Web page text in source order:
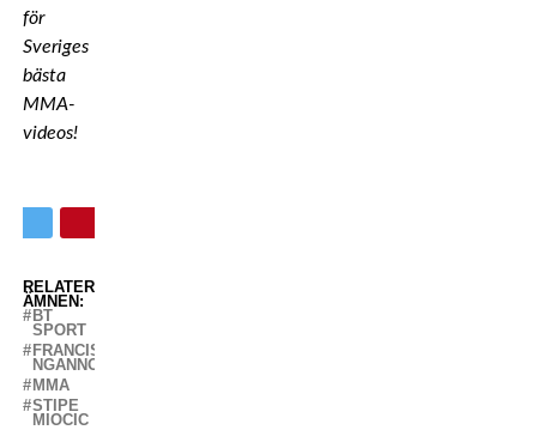
för
Sveriges
bästa
MMA-
videos!
RELATERADE
ÄMNEN:
BT
SPORT
FRANCIS
NGANNOU
MMA
STIPE
MIOCIC